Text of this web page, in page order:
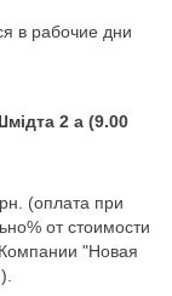
в рабочие дни
2 а (9.00
(оплата при
от стоимости
"Новая